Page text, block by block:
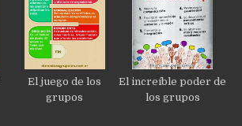
El juego de los
grupos
El increíble poder de
los grupos